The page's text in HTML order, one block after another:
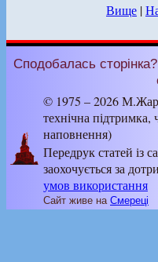
Вище |
Сподобалась сторінка?
© 1975 – 2026
технічна підтримка,
наповнення)
Передрук статей із
заохочується за
умов використання
Сайт живе на Смереці